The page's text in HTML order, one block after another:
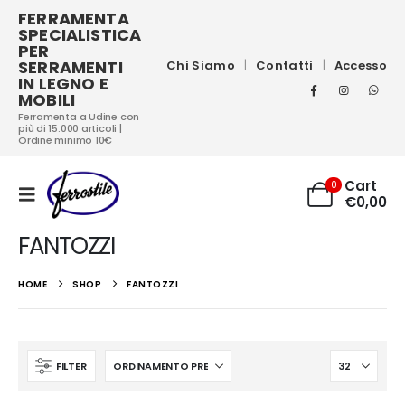
FERRAMENTA
SPECIALISTICA
PER
SERRAMENTI
IN LEGNO E
MOBILI
Ferramenta a Udine con
più di 15.000 articoli |
Ordine minimo 10€
Chi Siamo Contatti Accesso
0
Cart
€0,00
FANTOZZI
HOME SHOP FANTOZZI
FILTER